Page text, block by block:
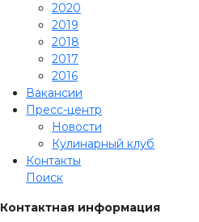
2020
2019
2018
2017
2016
Вакансии
Пресс-центр
Новости
Кулинарный клуб
Контакты
Поиск
Контактная информация